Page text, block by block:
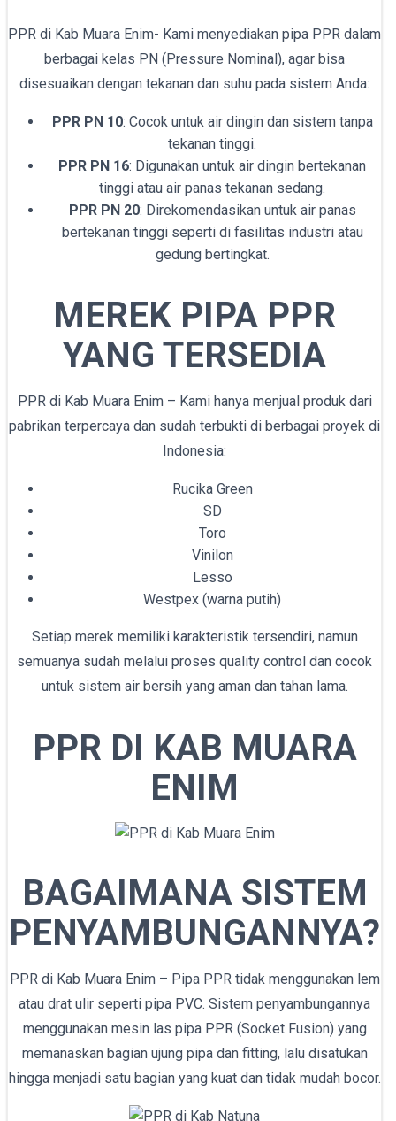
PPR di Kab Muara Enim- Kami menyediakan pipa PPR dalam
berbagai kelas PN (Pressure Nominal), agar bisa
disesuaikan dengan tekanan dan suhu pada sistem Anda:
PPR PN 10: Cocok untuk air dingin dan sistem tanpa
tekanan tinggi.
PPR PN 16: Digunakan untuk air dingin bertekanan
tinggi atau air panas tekanan sedang.
PPR PN 20: Direkomendasikan untuk air panas
bertekanan tinggi seperti di fasilitas industri atau
gedung bertingkat.
MEREK PIPA PPR
YANG TERSEDIA
PPR di Kab Muara Enim – Kami hanya menjual produk dari
pabrikan terpercaya dan sudah terbukti di berbagai proyek di
Indonesia:
Rucika Green
SD
Toro
Vinilon
Lesso
Westpex (warna putih)
Setiap merek memiliki karakteristik tersendiri, namun
semuanya sudah melalui proses quality control dan cocok
untuk sistem air bersih yang aman dan tahan lama.
PPR DI KAB MUARA
ENIM
BAGAIMANA SISTEM
PENYAMBUNGANNYA?
PPR di Kab Muara Enim – Pipa PPR tidak menggunakan lem
atau drat ulir seperti pipa PVC. Sistem penyambungannya
menggunakan mesin las pipa PPR (Socket Fusion) yang
memanaskan bagian ujung pipa dan fitting, lalu disatukan
hingga menjadi satu bagian yang kuat dan tidak mudah bocor.